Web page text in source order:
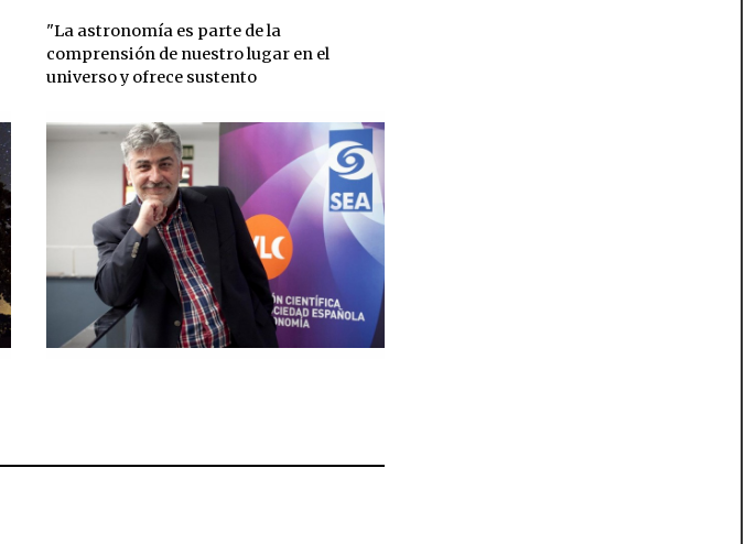
"La astronomía es parte de la
comprensión de nuestro lugar en el
universo y ofrece sustento